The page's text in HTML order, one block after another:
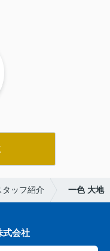
タッフ紹介 一色 大地
式会社